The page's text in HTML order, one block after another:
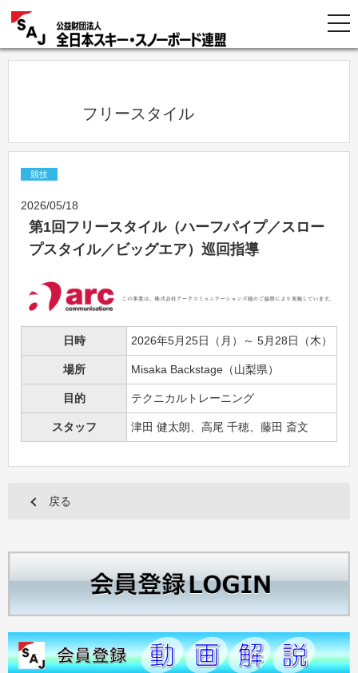
            フリースタイル
競技
2026/05/18
第1回フリースタイル（ハーフパイプ／スロー
プスタイル／ビッグエア）巡回指導
日時 2026年5月25日（月）～ 5月28日（木）
場所 Misaka Backstage（山梨県）
目的 テクニカルトレーニング
スタッフ 津田 健太朗、高尾 千穂、藤田 斎文
戻る